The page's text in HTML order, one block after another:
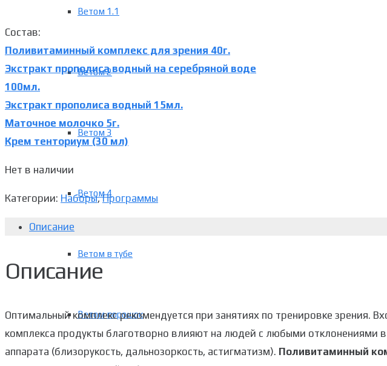
Ветом 1.1
Ветом 2
Ветом 3
Ветом 4
Ветом в тубе
Ветом порошок
Состав:
Поливитаминный комплекс для зрения 40г.
Экстракт прополиса водный на серебряной воде
100мл.
Экстракт прополиса водный 15мл.
Маточное молочко 5г.
Крем тенториум (30 мл)
Нет в наличии
Категории: Наборы,Программы
Описание
Описание
Оптимальный комплекс рекомендуется при занятиях по тренировке зрения.
комплекса продукты благотворно влияют на людей с любыми отклонениями в
аппарата (близорукость, дальнозоркость, астигматизм). Поливитаминный